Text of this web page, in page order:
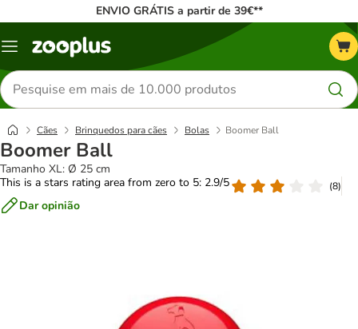
ENVIO GRÁTIS a partir de 39€**
Menu
Pesquisar
produtos
Cães Brinquedos para cães Bolas Boomer Ball
Boomer Ball
Tamanho XL: Ø 25 cm
This is a stars rating area from zero to 5: 2.9/5
(8)
Dar opinião